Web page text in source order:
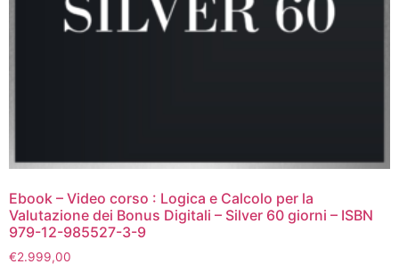
Ebook – Video corso : Logica e Calcolo per la
Valutazione dei Bonus Digitali – Silver 60 giorni – ISBN
979-12-985527-3-9
€2.999,00